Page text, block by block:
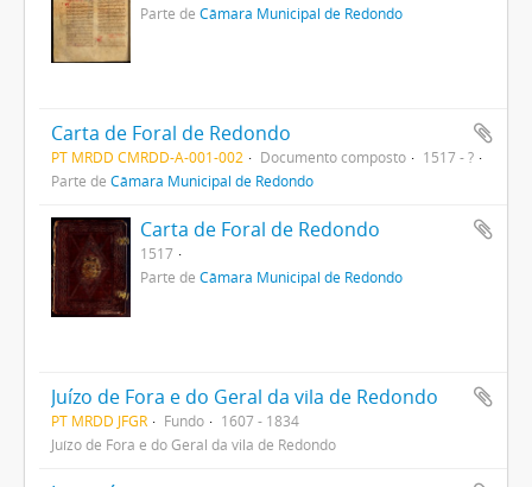
Parte de Câmara Municipal de Redondo
Carta de Foral de Redondo
PT MRDD CMRDD-A-001-002 Documento composto
1517 - ?
Parte de Câmara Municipal de Redondo
Carta de Foral de Redondo
1517
Parte de Câmara Municipal de Redondo
Juízo de Fora e do Geral da vila de Redondo
PT MRDD JFGR Fundo
1607 - 1834
Juízo de Fora e do Geral da vila de Redondo